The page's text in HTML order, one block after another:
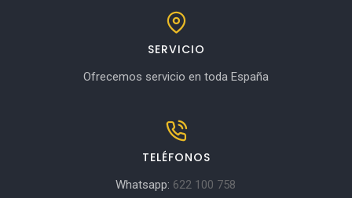
SERVICIO
Ofrecemos servicio en toda España
TELÉFONOS
Whatsapp: 622 100 758